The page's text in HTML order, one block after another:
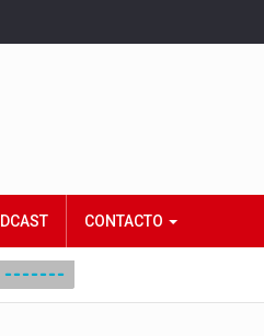
CONTACTO